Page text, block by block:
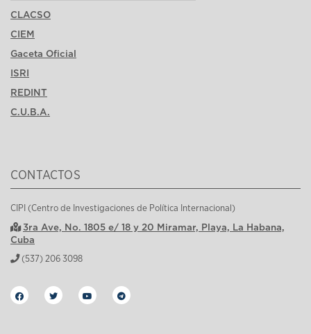
CLACSO
CIEM
Gaceta Oficial
ISRI
REDINT
C.U.B.A.
CONTACTOS
CIPI (Centro de Investigaciones de Política Internacional)
3ra Ave, No. 1805 e/ 18 y 20 Miramar, Playa, La Habana,
Cuba
(537) 206 3098